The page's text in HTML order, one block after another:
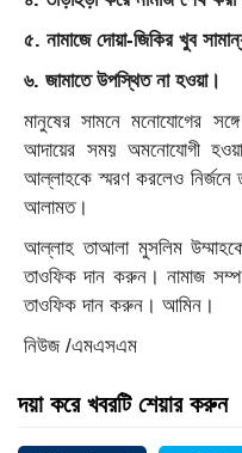
৫. নামাজে দোয়া-জিকির খুব
৬. জামাতে উপস্থিত না হওয়া।
মানুষের সামনে মনোযোগের
আদায়ের সময় অমনোযোগী
আল্লাহকে স্মরণ করলেও
আলামত।
আল্লাহ তাআলা মুসলিম
তাওফিক দান করুন। নামাজ
তাওফিক দান করুন। আমিন।
নিউজ /এমএসএম
দয়া করে খবরটি শেয়ার করুন